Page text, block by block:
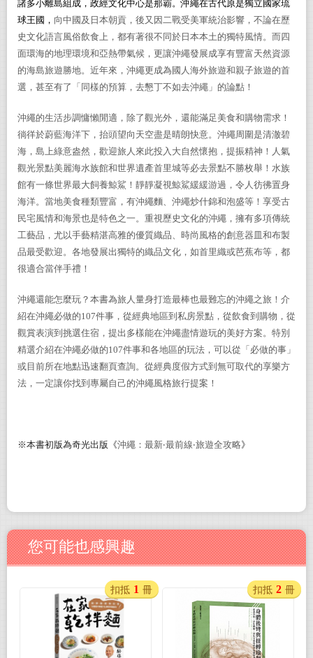
諸多小離島組成，政經文化中心是那霸。沖繩在古代原是獨立國家琉
球王國， 向中國及日本朝貢，後又因二戰受美軍統治影響，不論在歷
史文化語言風俗飲食上，都有著很不同於日本本土的獨特風情。而四
面環海的地理環境和亞熱帶氣候，更讓沖繩發展成享有豐富天然資源
的海島旅遊勝地。近年來，沖繩更成為國人海外旅遊和親子旅遊的首
選，甚至有了「同樣的預算，去懇丁不如去沖繩」的論點！
沖繩的生活步調慵懶閒適，除了觀光外，還能滿足美食和購物需求！
徜徉於蔚藍海洋下，抬頭望向天空盡是晴朗快意。沖繩周圍是清澈碧
海，島上綠意盎然 ，歡迎旅人來此投入 大自然懷抱，提振精神！人氣
觀光景點美麗海水族館和世界遺產首里城等必去景點不勝枚舉！水族
館有一條世界最大飼養鯨鯊！靜靜凝視鯨鯊緩緩游過， 令人彷彿置身
海洋。 當地美食種類豐富，有沖繩麵、沖繩炒什錦和泡盛等！享受古
民宅風情和海景也是特色之一。重視歷史文化的沖繩， 擁有多項傳統
工藝品 ，尤以手藝精湛高雅的優質織品、 時尚風格的創意器 皿 和布製
品最受歡迎。各地發展出獨特的織品文化，如首里織或芭蕉布等 ，都
很適合當伴手禮！
沖繩還能怎麼玩？本書為旅人量身打造最棒也最難忘的沖繩之旅 ！ 介
紹在沖繩必做的107件事 ， 從經典地區到私房景點，從飲食到購物，從
觀賞表演到挑選住宿，提出多樣能在沖繩盡情遊玩的美好方案。 特別
精選介紹在沖繩必做的107件事和各地區的玩法 ， 可以從「必做的事」
或目前所在地點迅速翻頁查詢。 從經典度假方式到無可取代的享樂方
法，一定讓你找到專屬自己的沖繩風格旅行提案 ！
※本書初版為奇光出版《沖繩 ： 最新‧最前線‧旅遊全攻略》
您可能也感興趣
扣抵 1 冊 扣抵 2 冊